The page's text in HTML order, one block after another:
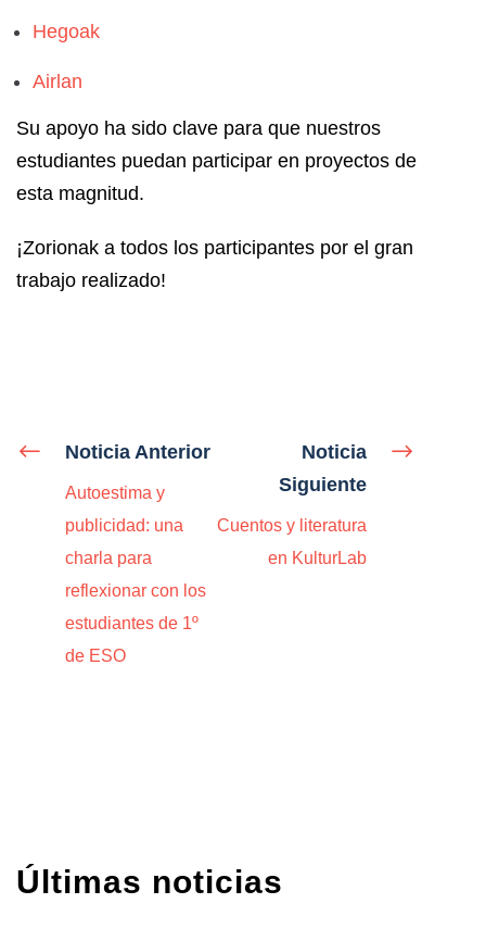
Hegoak
Airlan
Su apoyo ha sido clave para que nuestros
estudiantes puedan participar en proyectos de
esta magnitud.
¡Zorionak a todos los participantes por el gran
trabajo realizado!
Noticia Anterior
Autoestima y
publicidad: una
charla para
reflexionar con los
estudiantes de 1º
de ESO
Noticia
Siguiente
Cuentos y literatura
en KulturLab
Últimas noticias